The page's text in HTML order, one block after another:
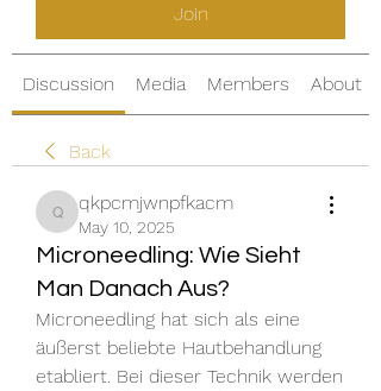
Join
Discussion Media Members About
Back
qkpcmjwnpfkacm
qkpcmjwnpfkacm
May 10, 2025
Microneedling: Wie Sieht
Man Danach Aus?
Microneedling hat sich als eine
äußerst beliebte Hautbehandlung
etabliert. Bei dieser Technik werden